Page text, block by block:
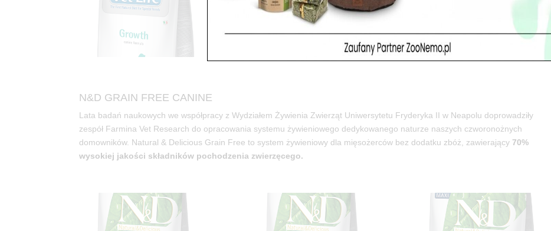
N&D GRAIN FREE CANINE
Lata badań naukowych we współpracy z Wydziałem Żywienia Zwierząt Uniwersytetu Fryderyka II w Neapolu doprowadziły
zespół Farmina Vet Research do opracowania systemu żywieniowego dedykowanego naturze naszych czworonożnych
domowników. Natural & Delicious Grain Free to system żywieniowy dla mięsożerców bez dodatku zbóż, zawierający 70%
wysokiej jakości składników pochodzenia zwierzęcego.